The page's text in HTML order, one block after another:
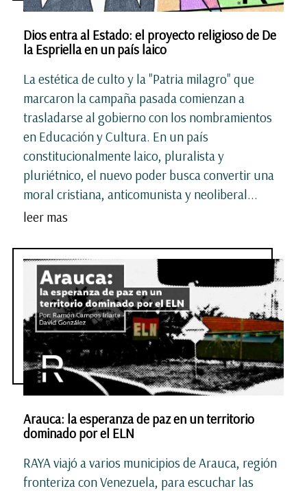
Dios entra al Estado: el proyecto religioso de De
la Espriella en un país laico
La estética de culto y la "Patria milagro" que
marcaron la campaña pasada comienzan a
trasladarse al gobierno con los nombramientos
en Educación y Cultura. En un país
constitucionalmente laico, pluralista y
pluriétnico, el nuevo poder busca convertir una
moral cristiana, anticomunista y neoliberal...
leer mas
Arauca: la esperanza de paz en un territorio
dominado por el ELN
RAYA viajó a varios municipios de Arauca, región
fronteriza con Venezuela, para escuchar las